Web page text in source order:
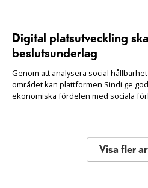
Digital platsutveckling
beslutsunderlag
Genom att analysera social
området kan plattformen Sindi ge
ekonomiska fördelen med sociala
Visa fler